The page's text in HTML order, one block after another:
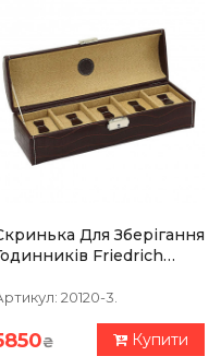
Для Зберігання
Friedrich
20120-3.
₴ Купити